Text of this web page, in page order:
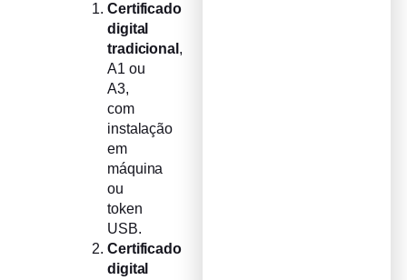
Certificado
digital
tradicional ,
A1 ou
A3,
com
instalação
em
máquina
ou
token
USB.
Certificado
digital